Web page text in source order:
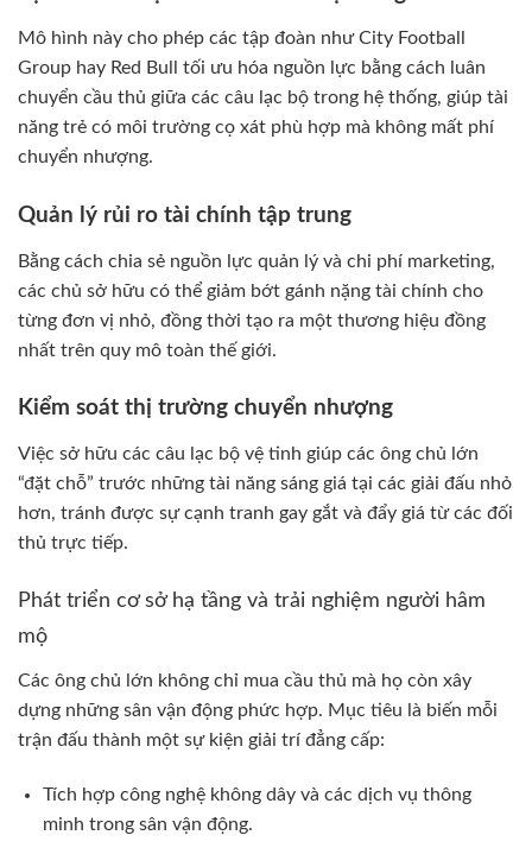
Mô hình này cho phép các tập đoàn như City Football
Group hay Red Bull tối ưu hóa nguồn lực bằng cách luân
chuyển cầu thủ giữa các câu lạc bộ trong hệ thống, giúp tài
năng trẻ có môi trường cọ xát phù hợp mà không mất phí
chuyển nhượng.
Quản lý rủi ro tài chính tập trung
Bằng cách chia sẻ nguồn lực quản lý và chi phí marketing,
các chủ sở hữu có thể giảm bớt gánh nặng tài chính cho
từng đơn vị nhỏ, đồng thời tạo ra một thương hiệu đồng
nhất trên quy mô toàn thế giới.
Kiểm soát thị trường chuyển nhượng
Việc sở hữu các câu lạc bộ vệ tinh giúp các ông chủ lớn
“đặt chỗ” trước những tài năng sáng giá tại các giải đấu nhỏ
hơn, tránh được sự cạnh tranh gay gắt và đẩy giá từ các đối
thủ trực tiếp.
Phát triển cơ sở hạ tầng và trải nghiệm người hâm
mộ
Các ông chủ lớn không chỉ mua cầu thủ mà họ còn xây
dựng những sân vận động phức hợp. Mục tiêu là biến mỗi
trận đấu thành một sự kiện giải trí đẳng cấp:
Tích hợp công nghệ không dây và các dịch vụ thông
minh trong sân vận động.